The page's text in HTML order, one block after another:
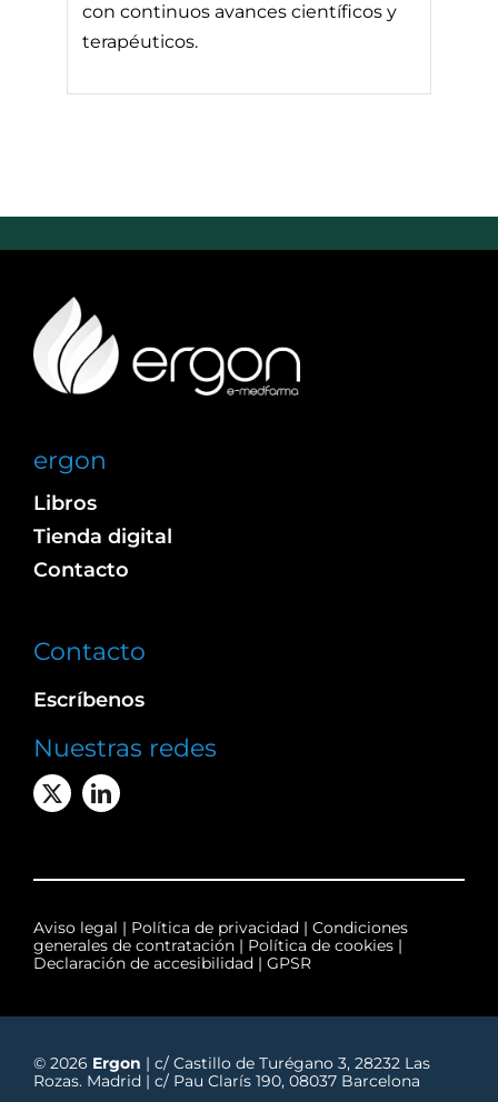
con continuos avances científicos y
terapéuticos.
ergon
Libros
Tienda digital
Contacto
Contacto
Escríbenos
Nuestras redes
Aviso legal | Política de privacidad | Condiciones
generales de contratación| Política de cookies|
Declaración de accesibilidad| GPSR
© 2026 Ergon | c/ Castillo de Turégano 3, 28232 Las
Rozas. Madrid | c/ Pau Clarís 190, 08037 Barcelona